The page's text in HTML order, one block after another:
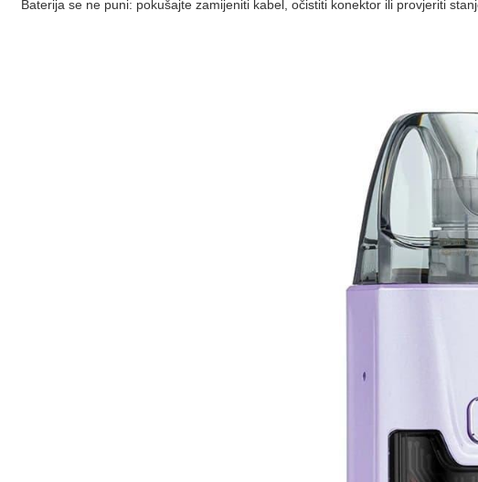
Baterija se ne puni: pokušajte zamijeniti kabel, očistiti konektor ili provjeriti